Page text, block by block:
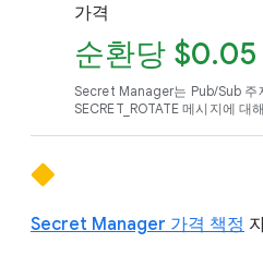
가격
순환당 $0.05
Secret Manager는 Pub/Sub 주
SECRET_ROTATE 메시지에 대
Secret Manager 가격 책정